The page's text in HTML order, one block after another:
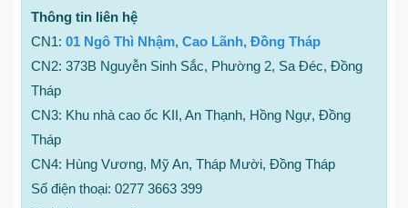
Thông tin liên hệ
CN1: 01 Ngô Thì Nhậm, Cao Lãnh, Đồng Tháp
CN2: 373B Nguyễn Sinh Sắc, Phường 2, Sa Đéc, Đồng
Tháp
CN3: Khu nhà cao ốc KII, An Thạnh, Hồng Ngự, Đồng
Tháp
CN4: Hùng Vương, Mỹ An, Tháp Mười, Đồng Tháp
Số điện thoại: 0277 3663 399